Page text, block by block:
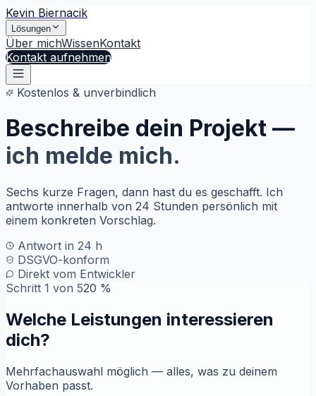
Kevin Biernacik
Lösungen
Über michWissenKontakt
Kontakt aufnehmen
Kostenlos & unverbindlich
Beschreibe dein Projekt —
ich melde mich.
Sechs kurze Fragen, dann hast du es geschafft. Ich
antworte innerhalb von 24 Stunden persönlich mit
einem konkreten Vorschlag.
Antwort in 24 h
DSGVO-konform
Direkt vom Entwickler
Schritt 1 von 520 %
Welche Leistungen interessieren
dich?
Mehrfachauswahl möglich — alles, was zu deinem
Vorhaben passt.